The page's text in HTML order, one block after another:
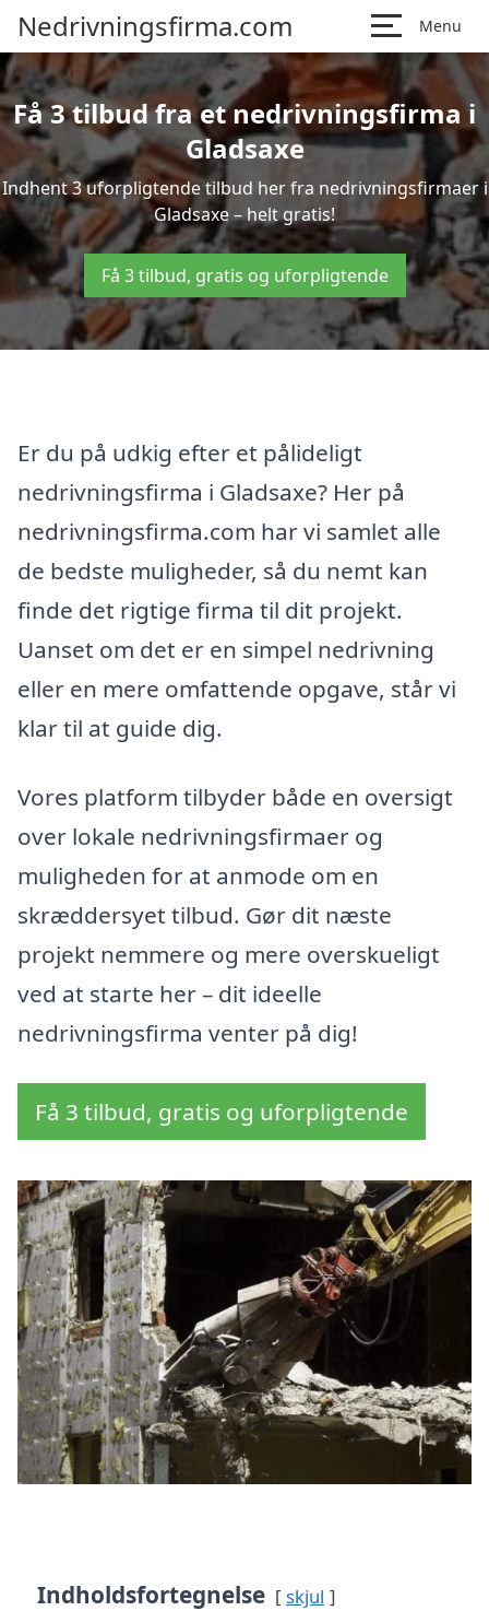
Nedrivningsfirma.com Menu
Få 3 tilbud fra et nedrivningsfirma i
Gladsaxe
Indhent 3 uforpligtende tilbud her fra nedrivningsfirmaer i
Gladsaxe – helt gratis!
Få 3 tilbud, gratis og uforpligtende
Er du på udkig efter et pålideligt
nedrivningsfirma i Gladsaxe? Her på
nedrivningsfirma.com har vi samlet alle
de bedste muligheder, så du nemt kan
finde det rigtige firma til dit projekt.
Uanset om det er en simpel nedrivning
eller en mere omfattende opgave, står vi
klar til at guide dig.
Vores platform tilbyder både en oversigt
over lokale nedrivningsfirmaer og
muligheden for at anmode om en
skræddersyet tilbud. Gør dit næste
projekt nemmere og mere overskueligt
ved at starte her – dit ideelle
nedrivningsfirma venter på dig!
Få 3 tilbud, gratis og uforpligtende
Indholdsfortegnelse skjul